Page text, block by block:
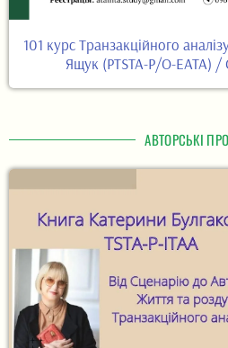
101 курс Транзакційного
Ящук (PTSTA-P/O-EATA)
АВТОРСЬКІ